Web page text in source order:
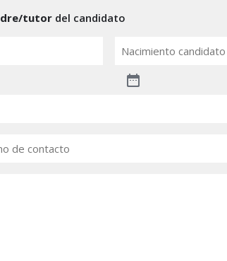
tutor del candidato
Nacimiento